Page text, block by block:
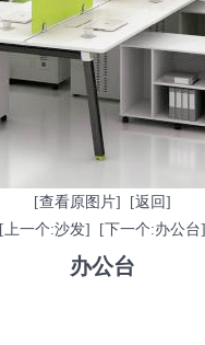
[查看原图片]
[返回]
[上一个:沙发]
[下一个:办公台]
办公台